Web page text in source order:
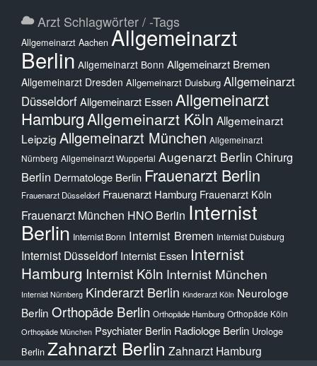
Arzt Schlagwörter / -Tags
Allgemeinarzt Aachen Allgemeinarzt
Berlin Allgemeinarzt Bonn Allgemeinarzt Bremen
Allgemeinarzt Dresden Allgemeinarzt Duisburg Allgemeinarzt
DüsseldorfAllgemeinarzt Essen Allgemeinarzt
HamburgAllgemeinarzt Köln Allgemeinarzt
Leipzig Allgemeinarzt München Allgemeinarzt
Nürnberg Allgemeinarzt Wuppertal Augenarzt Berlin Chirurg
Berlin Dermatologe Berlin Frauenarzt Berlin
Frauenarzt Düsseldorf Frauenarzt Hamburg Frauenarzt Köln
Frauenarzt München HNO Berlin Internist
Berlin Internist Bonn Internist Bremen Internist Duisburg
Internist Düsseldorf Internist Essen Internist
Hamburg Internist Köln Internist München
Internist Nürnberg Kinderarzt Berlin Kinderarzt Köln Neurologe
Berlin Orthopäde Berlin Orthopäde Hamburg Orthopäde Köln
Orthopäde München Psychiater Berlin Radiologe Berlin Urologe
Berlin Zahnarzt Berlin Zahnarzt Hamburg